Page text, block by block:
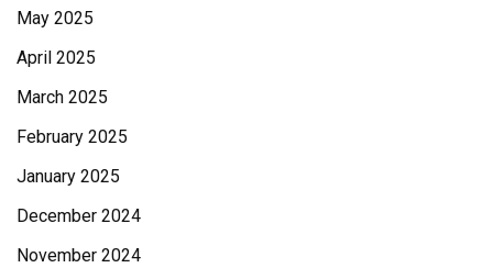
May 2025
April 2025
March 2025
February 2025
January 2025
December 2024
November 2024